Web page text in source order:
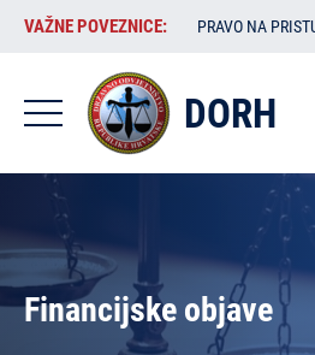
Skoči
sadržaj
VAŽNE
POVEZNICE:
VAŽNE POVEZNICE: PRAVO NA
DORH
Financijske objave